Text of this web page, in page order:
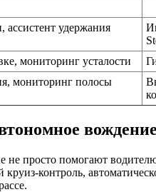
ассистент удержания
мониторинг усталости
мониторинг полосы
вождение
просто помогают
контроль,